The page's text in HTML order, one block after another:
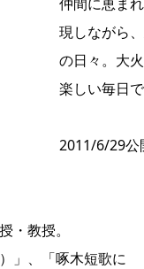
現しながら
の日々。大
楽しい毎日
2011/6/29公
・教授。
」、「啄木短歌に